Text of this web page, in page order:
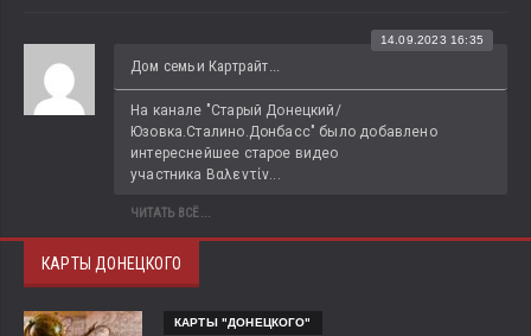
Дом семьи Картрайт...
14.09.2023 16:35
На канале "Старый Донецкий/
Юзовка.Сталино.Донбасс" было добавлено
интереснейшее старое видео
участника Βαλεντίν...
ЧИТАТЬ ВСЁ...
КАРТЫ ДОНЕЦКОГО
КАРТЫ "ДОНЕЦКОГО"